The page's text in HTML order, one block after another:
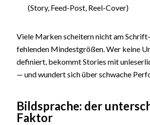
(Story, Feed-Post, Reel-Cover)
Viele Marken scheitern nicht am
fehlenden Mindestgrößen. Wer keine
definiert, bekommt Stories mit
— und wundert sich über schwache
Bildsprache: der
Faktor